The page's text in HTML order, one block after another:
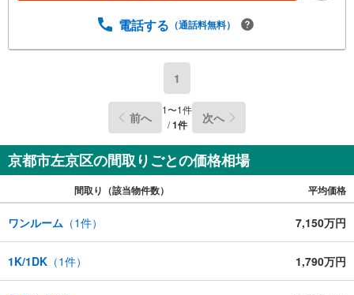
6分○京都市営地下鉄烏丸線 「今出川」駅 徒歩約10分○営業
事前にご連絡いただけますと、スムーズにご案内が可能で
電話する （通話料無料）
1
前へ 1〜1件
/1件 次へ
京都市左京区の間取りごとの価格相場
間取り（該当物件数） 平均価格
ワンルーム （1件） 7,150万円
1K/1DK （1件） 1,790万円